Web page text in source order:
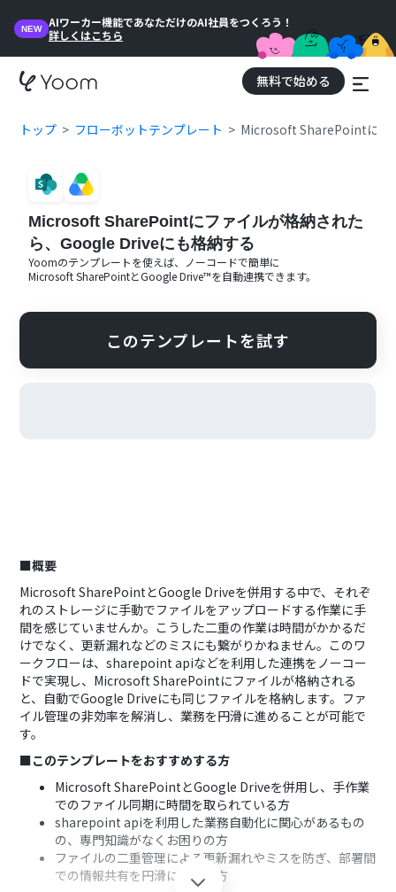
NEW
AIワーカー機能であなただけのAI社員をつくろう！
詳しくはこちら
無料で始める
トップ フローボットテンプレート Microsoft SharePointにフ
Microsoft SharePointにファイルが格納された
ら、Google Driveにも格納する
Yoomのテンプレートを使えば、ノーコードで簡単に
Microsoft SharePointとGoogle Drive™を自動連携できます。
このテンプレートを試す
■概要
Microsoft SharePointとGoogle Driveを併用する中で、それぞ
れのストレージに手動でファイルをアップロードする作業に手
間を感じていませんか。こうした二重の作業は時間がかかるだ
けでなく、更新漏れなどのミスにも繋がりかねません。このワ
ークフローは、sharepoint apiなどを利用した連携をノーコー
ドで実現し、Microsoft SharePointにファイルが格納される
と、自動でGoogle Driveにも同じファイルを格納します。ファ
イル管理の非効率を解消し、業務を円滑に進めることが可能で
す。
■このテンプレートをおすすめする方
Microsoft SharePointとGoogle Driveを併用し、手作業
でのファイル同期に時間を取られている方
sharepoint apiを利用した業務自動化に関心があるもの
の、専門知識がなくお困りの方
ファイルの二重管理による更新漏れやミスを防ぎ、部署間
での情報共有を円滑にしたい方